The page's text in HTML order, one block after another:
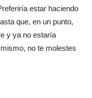
estar haciendo
que, en un punto,
y ya no estaría
no te molestes